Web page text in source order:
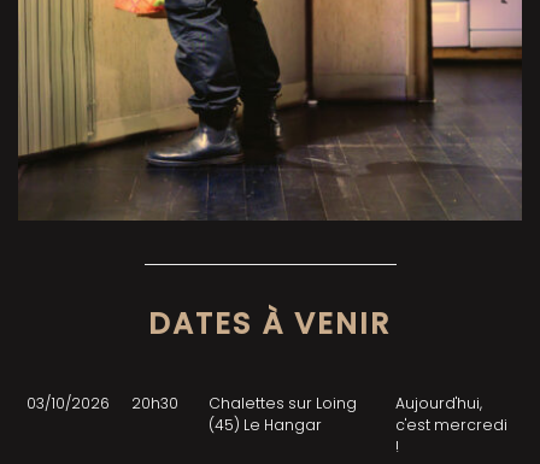
DATES À VENIR
03/10/2026 20h30
Chalettes sur Loing
(45) Le Hangar
Aujourd'hui,
c'est mercredi
!